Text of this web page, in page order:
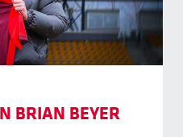
BRIAN BEYER